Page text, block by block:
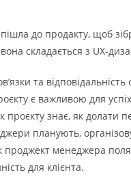
до продакту, щоб
складається з UX-
та відповідальність
є важливою для
проєкту знає, як долати
планують,
менеджера
для клієнта.